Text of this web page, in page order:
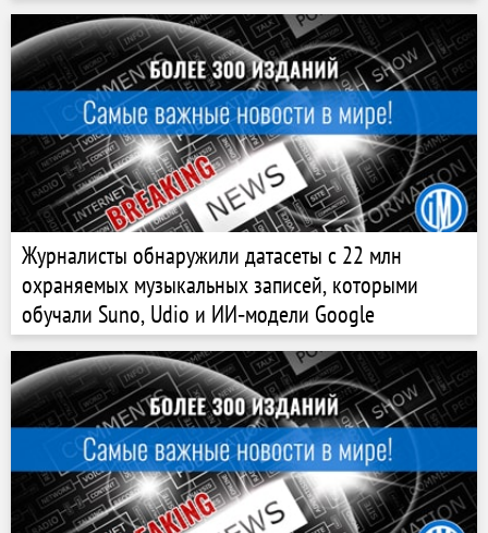
Журналисты обнаружили датасеты с 22 млн
охраняемых музыкальных записей, которыми
обучали Suno, Udio и ИИ‑модели Google